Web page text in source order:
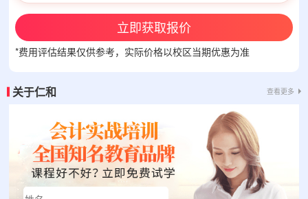
立即获取报价
*费用评估结果仅供参考，实际价格以校区当期优惠为准
关于仁和 查看更多